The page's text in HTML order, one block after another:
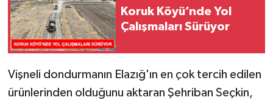
Koruk Köyü’nde Yol
Çalışmaları Sürüyor
Vişneli dondurmanın Elazığ'ın en çok tercih edilen
ürünlerinden olduğunu aktaran Şehriban Seçkin,